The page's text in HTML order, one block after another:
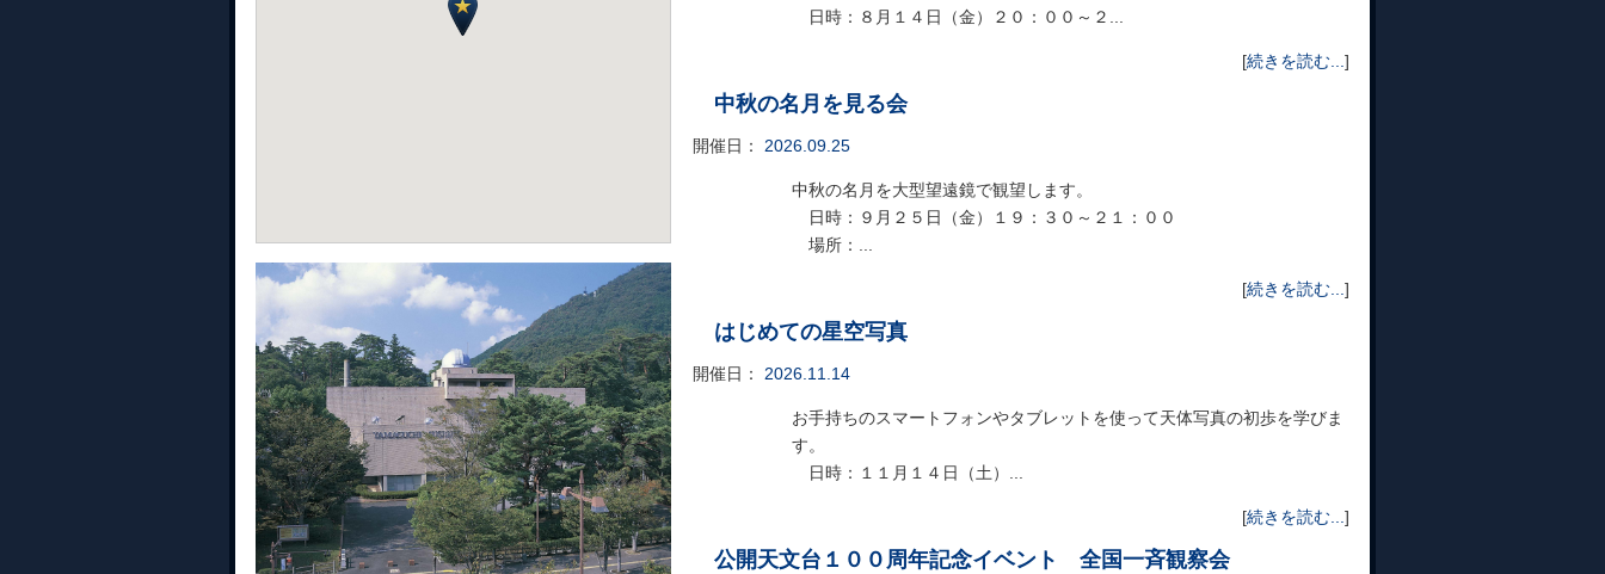
日時：８月１４日（金）２０：００～２...
[続きを読む... ]
中秋の名月を見る会
開催日： 2026.09.25
中秋の名月を大型望遠鏡で観望します。
日時：９月２５日（金）１９：３０～２１：００
場所：...
[続きを読む... ]
はじめての星空写真
開催日： 2026.11.14
お手持ちのスマートフォンやタブレットを使って天体写真の初歩を学びま
す。
日時：１１月１４日（土）...
[続きを読む... ]
公開天文台１００周年記念イベント 全国一斉観察会